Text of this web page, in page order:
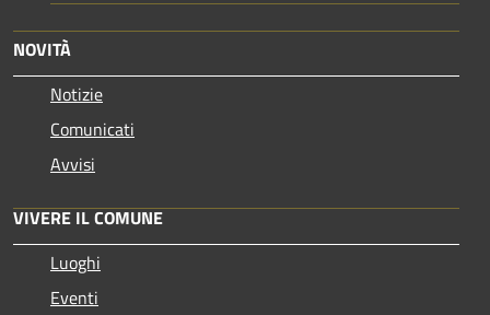
NOVITÀ
Notizie
Comunicati
Avvisi
VIVERE IL COMUNE
Luoghi
Eventi